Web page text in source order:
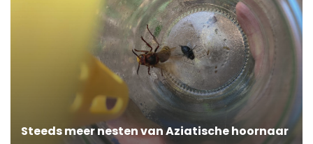
Steeds meer nesten van Aziatische hoornaar